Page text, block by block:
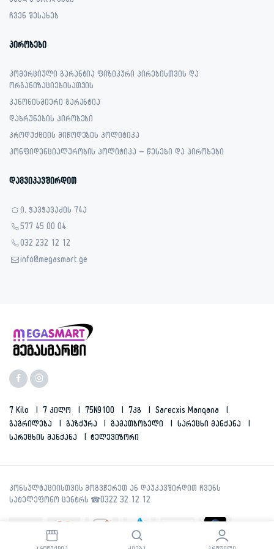
ჩვენ შესახებ
პირობები
კომერციული გარანტია ფიზიკური პირებისთვის და
ორგანიზაციებისათვის
კანონისმიერი გარანტია
დაბრუნების პირობები
პროდუქციის მიწოდების პოლიტიკა
კონფიდენციალურობის პოლიტიკა – წესები და პირობები
დაგვიკავშირდით
ი. ჭავჭავაძის 74ა
577 45 00 04
032 232 12 12
info@megasmart.ge
7 Kilo 7 Კილო 75N9100 7კგ
Sarecxis Manqana
Გაგრილება
Გაზქურა Გამათბობელი
Სარეცხი Მანქანა
Სარეცხის Მანქანა
Ტელევიზორი